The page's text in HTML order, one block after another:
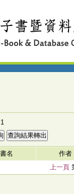
書名
作者
上一頁